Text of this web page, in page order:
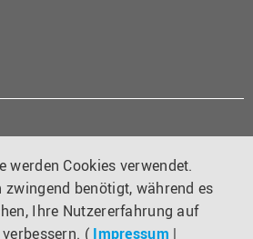
werden Cookies verwendet.
zwingend benötigt, während es
Ihre Nutzererfahrung auf
( Impressum |
Facebook